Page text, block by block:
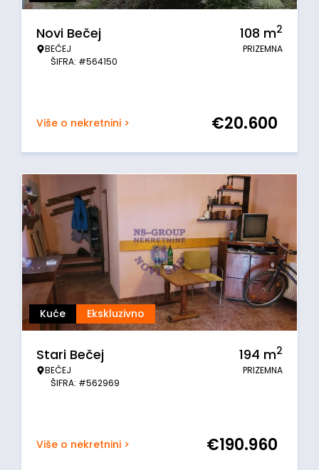
Novi Bečej
BEČEJ
ŠIFRA: #564150
108 m2
PRIZEMNA
Više o nekretnini > €20.600
Kuće Ekskluzivno
Stari Bečej
BEČEJ
ŠIFRA: #562969
194 m2
PRIZEMNA
Više o nekretnini > €190.960